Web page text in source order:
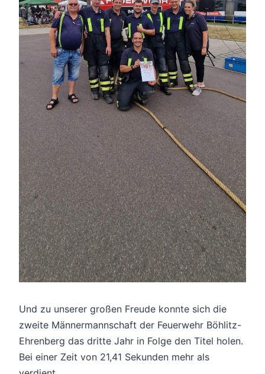
Und zu unserer großen Freude konnte sich die
zweite Männermannschaft der Feuerwehr Böhlitz-
Ehrenberg das dritte Jahr in Folge den Titel holen.
Bei einer Zeit von 21,41 Sekunden mehr als